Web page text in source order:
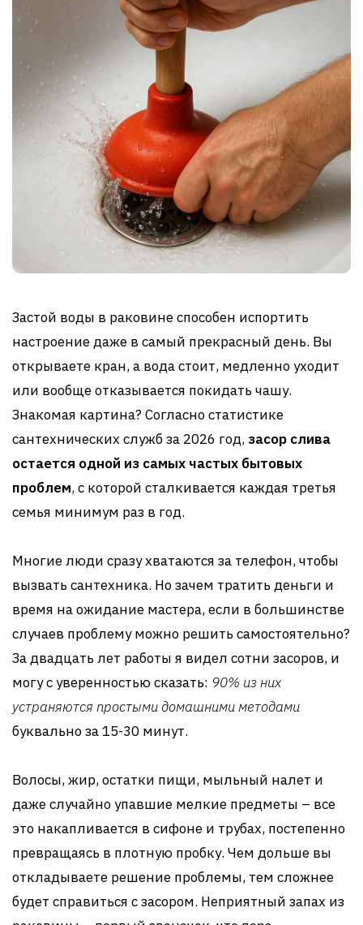
Застой воды в раковине способен испортить
настроение даже в самый прекрасный день. Вы
открываете кран, а вода стоит, медленно уходит
или вообще отказывается покидать чашу.
Знакомая картина? Согласно статистике
сантехнических служб за 2026 год, засор слива
остается одной из самых частых бытовых
проблем, с которой сталкивается каждая третья
семья минимум раз в год.
Многие люди сразу хватаются за телефон, чтобы
вызвать сантехника. Но зачем тратить деньги и
время на ожидание мастера, если в большинстве
случаев проблему можно решить самостоятельно?
За двадцать лет работы я видел сотни засоров, и
могу с уверенностью сказать: 90% из них
устраняются простыми домашними методами
буквально за 15-30 минут.
Волосы, жир, остатки пищи, мыльный налет и
даже случайно упавшие мелкие предметы – все
это накапливается в сифоне и трубах, постепенно
превращаясь в плотную пробку. Чем дольше вы
откладываете решение проблемы, тем сложнее
будет справиться с засором. Неприятный запах из